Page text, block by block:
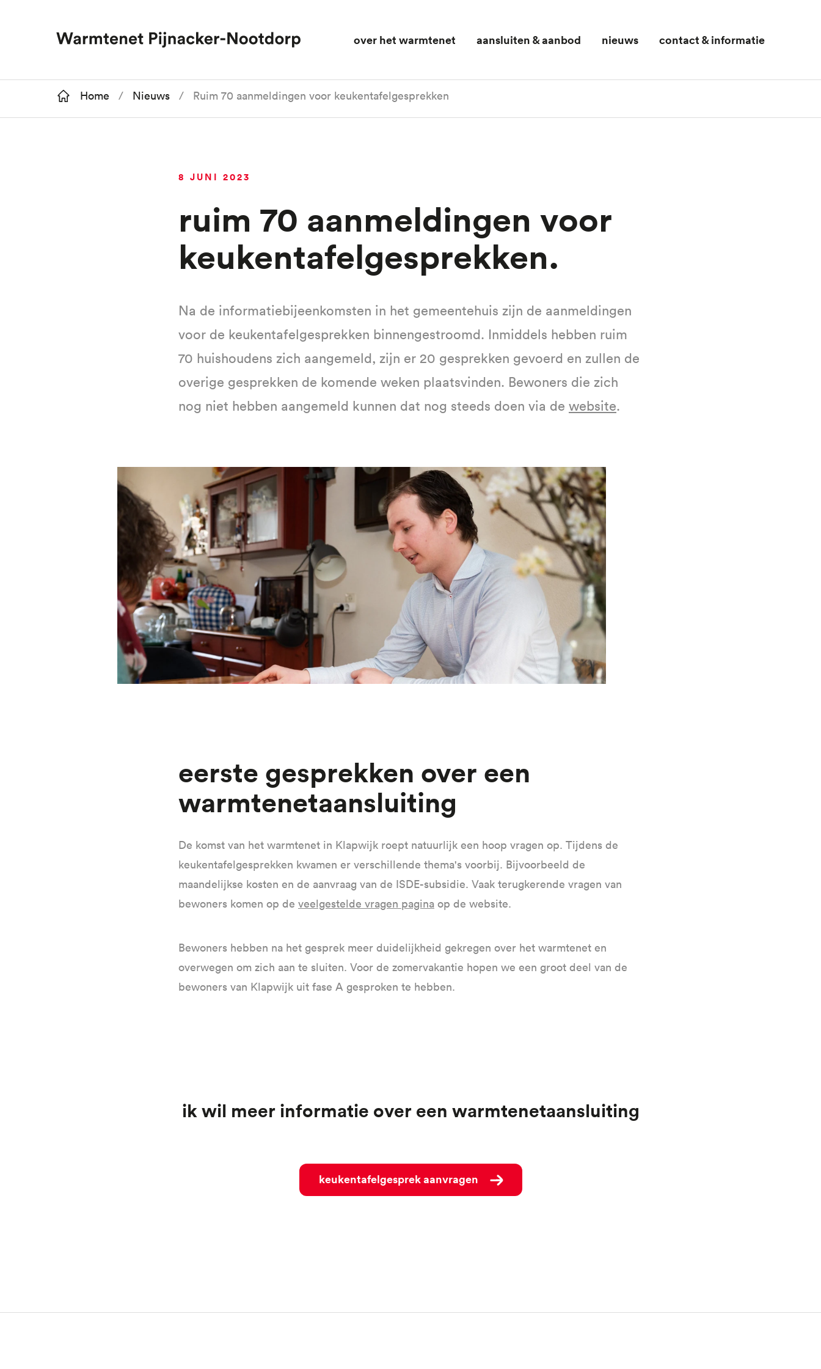
over het warmtenet aansluiten & aanbod nieuws contact & informatie
Kruimelpad
Home Nieuws Ruim 70 aanmeldingen voor keukentafelgesprekken
8 JUNI 2023
Ruim 70 aanmeldingen voor
keukentafelgesprekken
Na de informatiebijeenkomsten in het gemeentehuis zijn de aanmeldingen
voor de keukentafelgesprekken binnengestroomd. Inmiddels hebben ruim
70 huishoudens zich aangemeld, zijn er 20 gesprekken gevoerd en zullen de
overige gesprekken de komende weken plaatsvinden. Bewoners die zich
nog niet hebben aangemeld kunnen dat nog steeds doen via de website.
Eerste gesprekken over een
warmtenetaansluiting
De komst van het warmtenet in Klapwijk roept natuurlijk een hoop vragen op. Tijdens de
keukentafelgesprekken kwamen er verschillende thema's voorbij. Bijvoorbeeld de
maandelijkse kosten en de aanvraag van de ISDE-subsidie. Vaak terugkerende vragen van
bewoners komen op de veelgestelde vragen pagina op de website.
Bewoners hebben na het gesprek meer duidelijkheid gekregen over het warmtenet en
overwegen om zich aan te sluiten. Voor de zomervakantie hopen we een groot deel van de
bewoners van Klapwijk uit fase A gesproken te hebben.
Ik wil meer informatie over een warmtenetaansluiting
Keukentafelgesprek aanvragen